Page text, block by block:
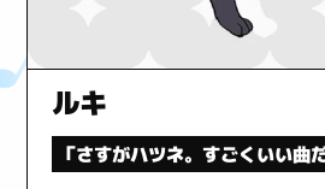
ルキ
「さすがハツネ。すごくいい曲